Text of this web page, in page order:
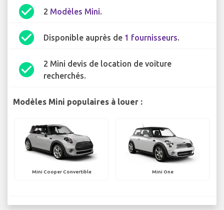
check_circle 2 Modèles Mini.
check_circle Disponible auprès de 1 fournisseurs.
check_circle
2 Mini devis de location de voiture
recherchés.
Modèles Mini populaires à louer :
Mini Cooper Convertible Mini One